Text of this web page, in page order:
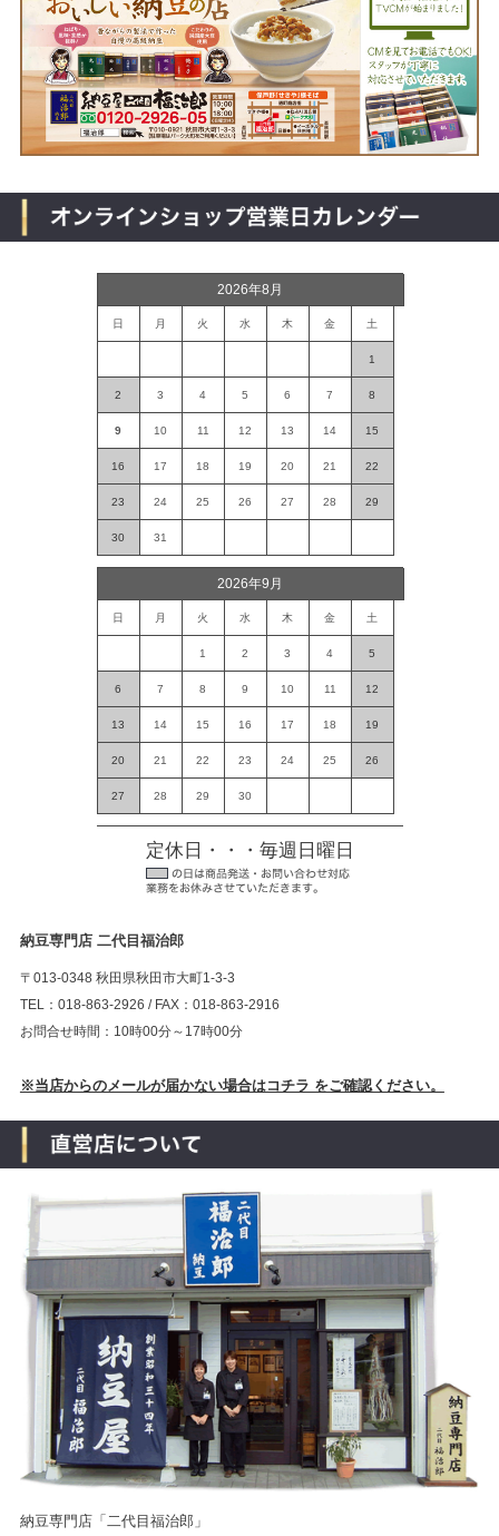
2026年8月
日 月 火 水 木 金 土
1
2 3 4 5 6 7 8
9 10 11 12 13 14 15
16 17 18 19 20 21 22
23 24 25 26 27 28 29
30 31
2026年9月
日 月 火 水 木 金 土
1 2 3 4 5
6 7 8 9 10 11 12
13 14 15 16 17 18 19
20 21 22 23 24 25 26
27 28 29 30
定休日・・・毎週日曜日
納豆専門店 二代目福治郎
〒013-0348 秋田県秋田市大町1-3-3
TEL：018-863-2926 / FAX：018-863-2916
お問合せ時間：10時00分～17時00分
※当店からのメールが届かない場合はコチラ をご確認ください。
納豆専門店「二代目福治郎」